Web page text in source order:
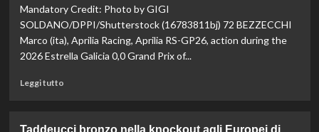
la
vetta:
anche
ad
Mandatory Credit: Photo by GIGI
SOLDANO/DPPI/Shutterstock (16783811bj) 72 BEZZECCHI
Marco (ita), Aprilia Racing, Aprilia RS-GP26, action during the
2026 Estrella Galicia 0,0 Grand Prix of...
Leggi tuttoLeggi
Taddeucci bronzo nella knockout agli Europei di